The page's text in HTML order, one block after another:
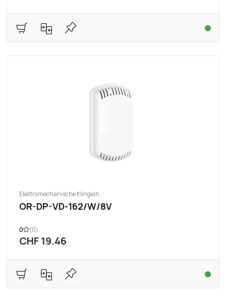
Elektromechanische Klingeln
OR-DP-VD-162/W/8V
0 (0)
CHF 19.46